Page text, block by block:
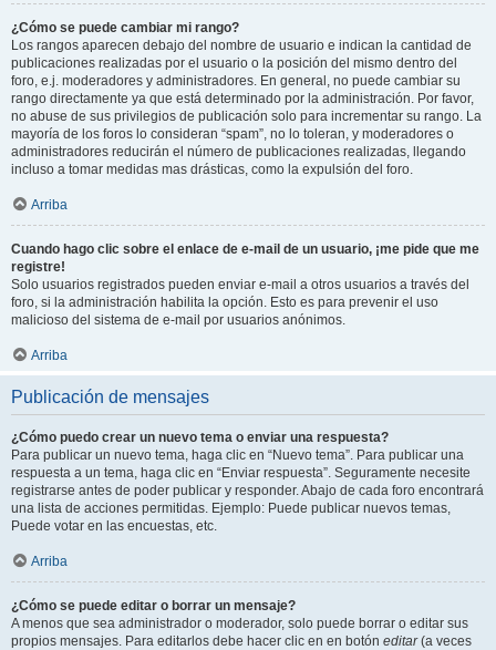
¿Cómo se puede cambiar mi rango?
Los rangos aparecen debajo del nombre de usuario e indican la cantidad de
publicaciones realizadas por el usuario o la posición del mismo dentro del
foro, e.j. moderadores y administradores. En general, no puede cambiar su
rango directamente ya que está determinado por la administración. Por favor,
no abuse de sus privilegios de publicación solo para incrementar su rango. La
mayoría de los foros lo consideran “spam”, no lo toleran, y moderadores o
administradores reducirán el número de publicaciones realizadas, llegando
incluso a tomar medidas mas drásticas, como la expulsión del foro.
Arriba
Cuando hago clic sobre el enlace de e-mail de un usuario, ¡me pide que me
registre!
Solo usuarios registrados pueden enviar e-mail a otros usuarios a través del
foro, si la administración habilita la opción. Esto es para prevenir el uso
malicioso del sistema de e-mail por usuarios anónimos.
Arriba
Publicación de mensajes
¿Cómo puedo crear un nuevo tema o enviar una respuesta?
Para publicar un nuevo tema, haga clic en “Nuevo tema”. Para publicar una
respuesta a un tema, haga clic en “Enviar respuesta”. Seguramente necesite
registrarse antes de poder publicar y responder. Abajo de cada foro encontrará
una lista de acciones permitidas. Ejemplo: Puede publicar nuevos temas,
Puede votar en las encuestas, etc.
Arriba
¿Cómo se puede editar o borrar un mensaje?
A menos que sea administrador o moderador, solo puede borrar o editar sus
propios mensajes. Para editarlos debe hacer clic en en botón editar(a veces